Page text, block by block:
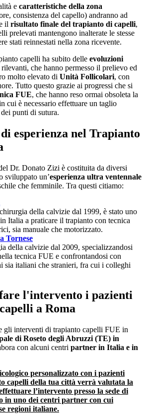
e caratteristiche della zona
consistenza del capello) andranno ad
il risultato finale del trapianto di capelli,
prelevati mantengono inalterate le stesse
stati reinnestati nella zona ricevente.
capelli ha subito delle evoluzioni
rilevanti, che hanno permesso il prelievo ed
molto elevato di Unità Follicolari, con
Tutto questo grazie ai progressi che si
FUE, che hanno reso ormai obsoleta la
cui è necessario effettuare un taglio
punti di sutura.
esperienza nel Trapianto
Dr. Donato Zizi è costituita da diversi
sviluppato un’esperienza ultra ventennale
che femminile. Tra questi citiamo:
della calvizie dal 1999, è stato uno
Italia a praticare il trapianto con tecnica
sia manuale che motorizzato.
Tornese
della calvizie dal 2009, specializzandosi
tecnica FUE e confrontandosi con
sia italiani che stranieri, fra cui i colleghi
fare l'intervento i pazienti
a Roma
gli interventi di trapianto capelli FUE in
di Roseto degli Abruzzi (TE) in
con alcuni centri partner in Italia e in
personalizzato con i pazienti
capelli della tua città verrà valutata la
l’intervento presso la sede di
in uno dei centri partner con cui
regioni italiane.